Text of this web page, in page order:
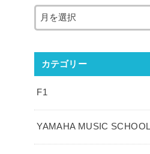
カテゴリー
F1
YAMAHA MUSIC SCHOOL